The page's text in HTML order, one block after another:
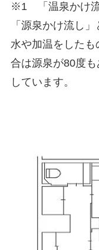
※1 「温泉かけ流
「源泉かけ流し
水や加温をした
合は源泉が80度
しています。